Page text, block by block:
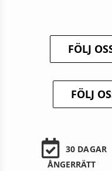
FÖLJ
FÖLJ
30 DAGAR
ÅNGERRÄTT